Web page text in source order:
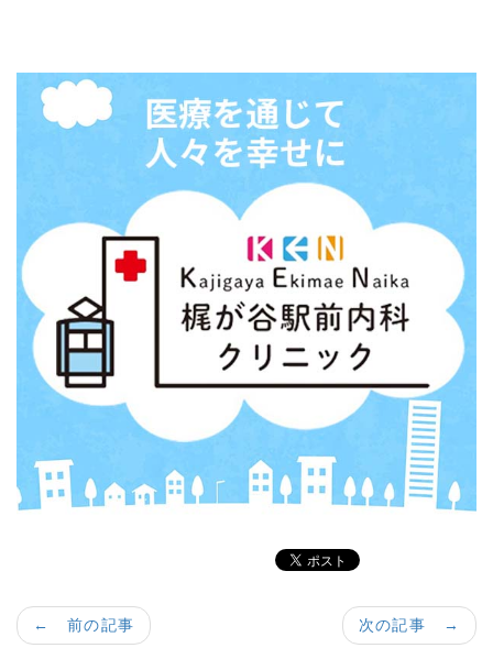
次の記事 →
← 前の記事